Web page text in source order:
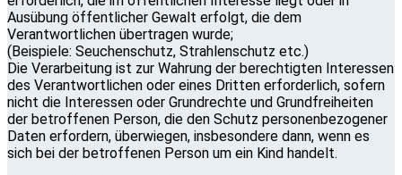
Ausübung öffentlicher Gewalt erfolgt, die dem
Verantwortlichen übertragen wurde;
(Beispiele: Seuchenschutz, Strahlenschutz etc.)
Die Verarbeitung ist zur Wahrung der berechtigten Interessen
des Verantwortlichen oder eines Dritten erforderlich, sofern
nicht die Interessen oder Grundrechte und Grundfreiheiten
der betroffenen Person, die den Schutz personenbezogener
Daten erfordern, überwiegen, insbesondere dann, wenn es
sich bei der betroffenen Person um ein Kind handelt.